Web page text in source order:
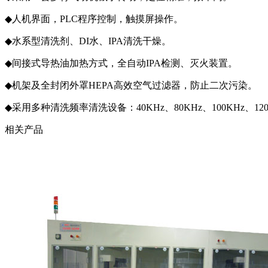
◆人机界面，PLC程序控制，触摸屏操作。
◆水系型清洗剂、DI水、IPA清洗干燥。
◆间接式导热油加热方式，全自动IPA检测、灭火装置。
◆机架及全封闭外罩HEPA高效空气过滤器，防止二次污染。
◆采用多种清洗频率清洗设备：40KHz、80KHz、100KHz、
相关产品